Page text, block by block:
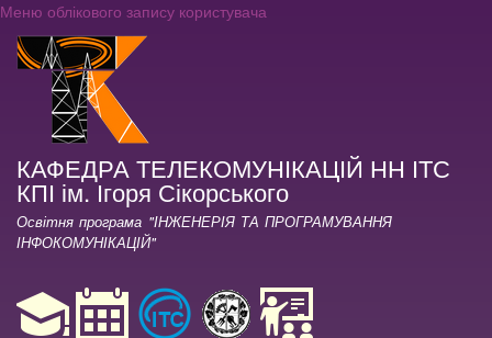
Перейти
Меню облікового запису користувача
КАФЕДРА ТЕЛЕКОМУНІКАЦІЙ НН ІТС
КПІ ім. Ігоря Сікорського
Освітня програма "ІНЖЕНЕРІЯ ТА ПРОГРАМУВАННЯ
ІНФОКОМУНІКАЦІЙ"